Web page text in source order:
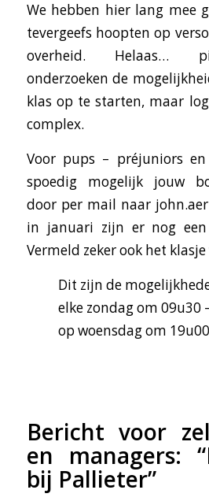
We hebben hier lang mee
tevergeefs hoopten op
overheid. Helaas…
onderzoeken de
klas op te starten, maar
complex.
Voor pups – préjuniors
spoedig mogelijk jouw
door per mail naar
in januari zijn er nog
Vermeld zeker ook het
Dit zijn de
elke zondag om 09u30
op woensdag om
Bericht voor
en managers:
bij Pallieter”